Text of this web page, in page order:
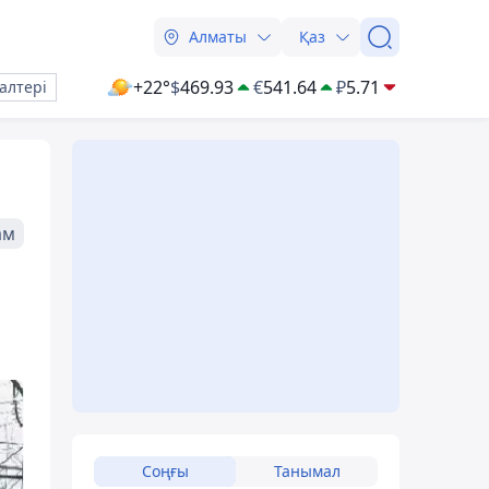
Алматы Қаз
+22°$469.93 €541.64 ₽5.71
Соңғы Танымал